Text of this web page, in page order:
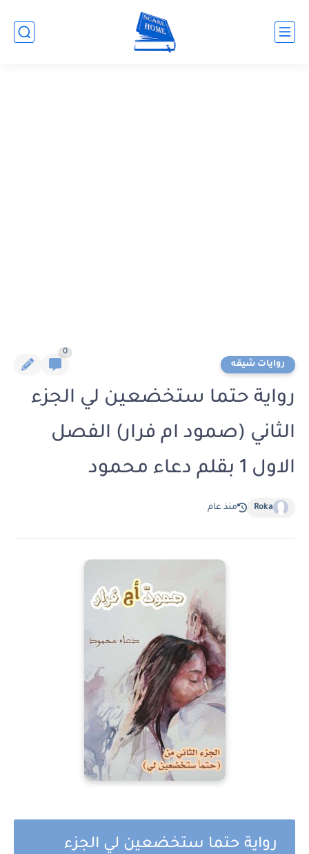
روايات شيقه
0
رواية حتما ستخضعين لي الجزء
الثاني (صمود ام فرار) الفصل
الاول 1 بقلم دعاء محمود
Roka منذ عام
رواية حتما ستخضعين لي الجزء